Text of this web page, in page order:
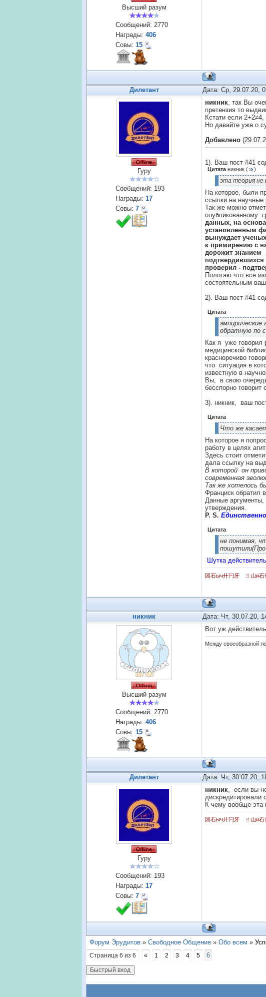
Высший разум
Сообщений: 2770
Награды: 406
Совы: 15
Дилетант Дата: Ср, 29.07.20,
Гуру
Сообщений: 193
Награды: 17
Совы: 7
никник, так Вы
претензия то
Кстати если
Но давайте уже о
Добавлено
1). Ваш пост #41
Цитата никник ( )
эта теория не
На которое, были
ссылки на научные
Так же можно
опубликованному
данных, на
установленным
вынуждает
к примирению с
дорожит знанием
подтвердившихся
проверил -
Пологаю что все
состоятельным
2). Ваш пост #41
Цитата
обратную по
Как я уже говорил
медицинской
красноречиво
что ситуация в
известную в
Вы, в свою
бесспорно говорит
3). никник, ваш
Цитата
Что же
На которое я
работу в целях
Здесь стоит
дала ссылку на
В которой он
современная
Так же хотелось
Франциск обратил
Данные аргументы,
утверждения.
P. S.
Цитата
не понимая,
Шутка
龱石ыч廾闩牙 ㄖ山и石
никник Дата: Чт, 30.07.20,
Высший разум
Сообщений: 2770
Награды: 406
Совы: 15
Вот уж
Между своеобразной
Дилетант Дата: Чт, 30.07.20,
Гуру
Сообщений: 193
Награды: 17
Совы: 7
никник, если вы
дискредитировали
К чему вообще эта
龱石ыч廾闩牙 ㄖ山и石
Форум Эрудитов » Свободное Общение » Обо всем »
Страница 6 из 6 « 1 2 3 4 5
6